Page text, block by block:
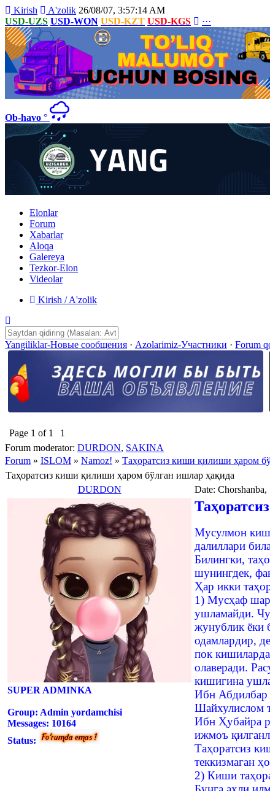
Kirish A'zolik 26/08/07, 3:57:14 AM
USD-UZS USD-WON USD-KZT USD-KGS ···
Ob-havo °
Elonlar
Forum
Xabarlar
Aloqa
Galereya
Tezkor-Elon
Videolar
Kirish / A'zolik
Yangiliklar-Новые сообщения · Azolarimiz-Участники · Forum
Page 1 of 1
1
Forum moderator: DURDON, SAKINA
Forum » ISLOM » Namoz! » Таҳоратсиз киши қилиши ҳаром
Таҳоратсиз киши қилиши ҳаром бўлган ишлар ҳақида
DURDON
Date:
SUPER ADMINKA
Group: Admin yordamchisi
Messages: 10164
Status:
Мусулмон
далиллари
Билингки,
шунингдек,
Ҳар икки
1) Мусҳаф
ушламайди.
жунублик ёки
одамлардир,
пок
олаверади.
кишигина
Ибн Абдилбар
Шайхулислом
Ибн Ҳубайра
ижмоъ
Таҳоратсиз
теккизмаган
2) Киши